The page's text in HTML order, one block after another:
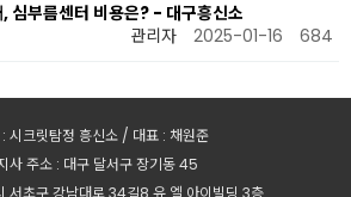
심부름센터 비용은? - 대구흥신소
관리자
2025-01-16 684
시크릿탐정 흥신소 / 대표 : 채원준
사 주소 : 대구 달서구 장기동 45
서초구 강남대로 34길8 유.엘.아이빌딩 3층